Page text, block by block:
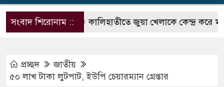
সংবাদ শিরোনাম ::
খানম কালিহাতীতে জুয়া খেলাকে কেন্দ্র করে
প্রচ্ছদ
জাতীয়
৫০ লাখ টাকা লুটপাট, ইউপি চেয়ারম্যান গ্রেপ্তার